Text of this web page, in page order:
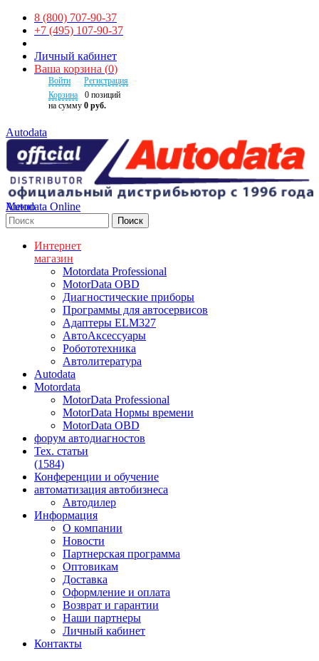
8 (800) 707-90-37
+7 (495) 107-90-37
Личный кабинет
Ваша корзина (0)
Войти
Регистрация
Корзина
0 позиций
на сумму 0 руб.
Autodata
Autodata Online
Меню
Поиск
Интернет
магазин
Motordata Professional
MotorData OBD
Диагностические приборы
Программы для автосервисов
Адаптеры ELM327
АвтоАксессуары
Робототехника
Автолитература
Autodata
Motordata
MotorData Professional
MotorData Нормы времени
MotorData OBD
форум автодиагностов
Тех. статьи
(1584)
Конференции и обучение
автоматизация автобизнеса
Автодилер
Информация
О компании
Новости
Партнерская программа
Оптовикам
Доставка
Оформление и оплата
Возврат и гарантии
Наши партнеры
Личный кабинет
Контакты